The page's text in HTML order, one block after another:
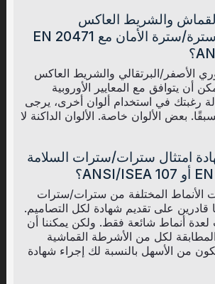
والشريط العاكس
المستخدم في سترة/سترة الأمان مع EN 20471
الأصفر/البرتقالي والشريط العاكس
أن يتوافق مع المعايير الأوروبية
رغبتك في استخدام ألوان أخرى، يرجى
بعض الألوان خاصة. الألوان الداكنة لا
امتثال سترات/سترات السلامة
الأنماط المختلفة من سترات/سترات
قادرين على تقديم شهادة لكل التصاميم.
أنماط شائعة فقط. ولكن يمكننا أن
لكل من الأشرطة القماشية
من الأسهل بالنسبة لك إجراء شهادة